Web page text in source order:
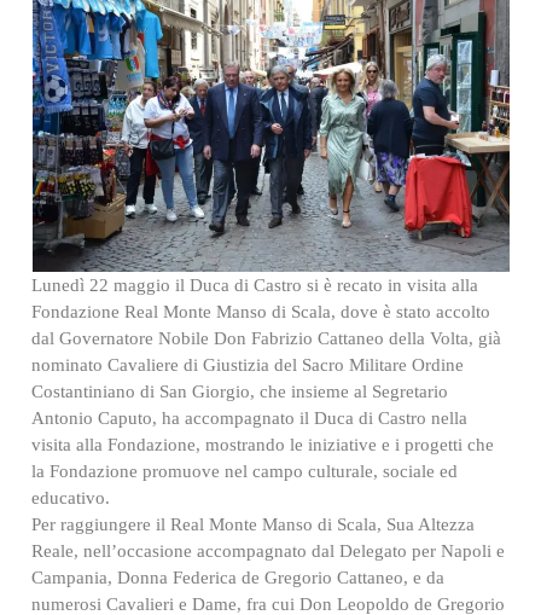
Lunedì 22 maggio il Duca di Castro si è recato in visita alla
Fondazione Real Monte Manso di Scala, dove è stato accolto
dal Governatore Nobile Don Fabrizio Cattaneo della Volta, già
nominato Cavaliere di Giustizia del Sacro Militare Ordine
Costantiniano di San Giorgio, che insieme al Segretario
Antonio Caputo, ha accompagnato il Duca di Castro nella
visita alla Fondazione, mostrando le iniziative e i progetti che
la Fondazione promuove nel campo culturale, sociale ed
educativo.
Per raggiungere il Real Monte Manso di Scala, Sua Altezza
Reale, nell’occasione accompagnato dal Delegato per Napoli e
Campania, Donna Federica de Gregorio Cattaneo, e da
numerosi Cavalieri e Dame, fra cui Don Leopoldo de Gregorio